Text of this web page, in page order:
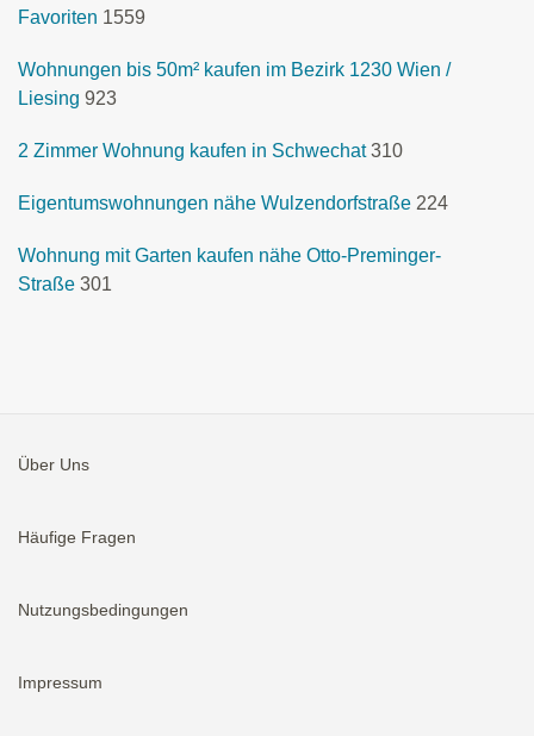
Favoriten 1559
Wohnungen bis 50m² kaufen im Bezirk 1230 Wien /
Liesing 923
2 Zimmer Wohnung kaufen in Schwechat 310
Eigentumswohnungen nähe Wulzendorfstraße 224
Wohnung mit Garten kaufen nähe Otto-Preminger-
Straße 301
Über Uns
Häufige Fragen
Nutzungsbedingungen
Impressum